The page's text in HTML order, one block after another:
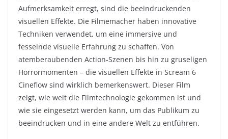
Aufmerksamkeit erregt, sind die beeindruckenden
visuellen Effekte. Die Filmemacher haben innovative
Techniken verwendet, um eine immersive und
fesselnde visuelle Erfahrung zu schaffen. Von
atemberaubenden Action-Szenen bis hin zu gruseligen
Horrormomenten – die visuellen Effekte in Scream 6
Cineflow sind wirklich bemerkenswert. Dieser Film
zeigt, wie weit die Filmtechnologie gekommen ist und
wie sie eingesetzt werden kann, um das Publikum zu
beeindrucken und in eine andere Welt zu entführen.